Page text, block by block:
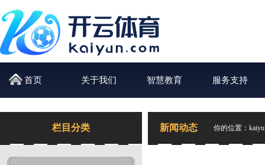
首页 关于我们 智慧教育 服务支持
栏目分类 新闻动态 你的位置：